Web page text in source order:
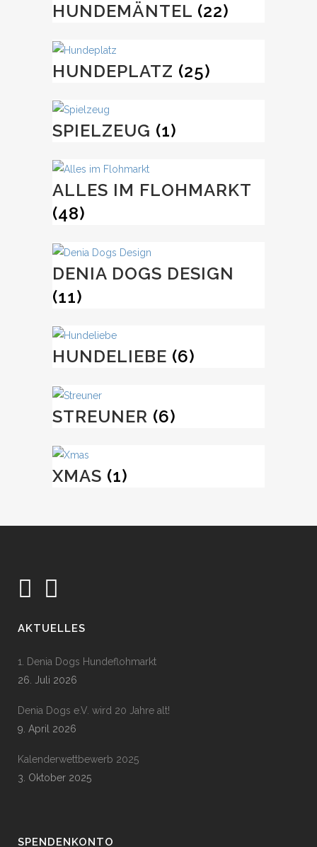
HUNDEMÄNTEL (22)
HUNDEPLATZ (25)
SPIELZEUG (1)
ALLES IM FLOHMARKT
(48)
DENIA DOGS DESIGN
(11)
HUNDELIEBE (6)
STREUNER (6)
XMAS (1)
AKTUELLES
1. Denia Dogs Hundeflohmarkt
26. Juli 2026
Denia Dogs e.V. wird 20 Jahre alt!
9. April 2026
Kalenderwettbewerb 2025
3. Oktober 2025
SPENDENKONTO